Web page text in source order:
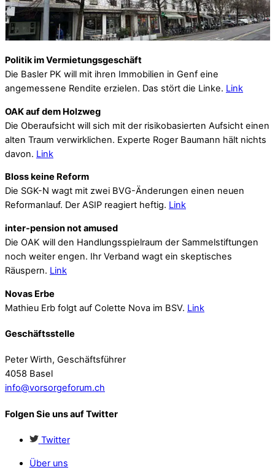
Politik im Vermietungsgeschäft
Die Basler PK will mit ihren Immobilien in Genf eine
angemessene Rendite erzielen. Das stört die Linke. Link
OAK auf dem Holzweg
Die Oberaufsicht will sich mit der risikobasierten Aufsicht einen
alten Traum verwirklichen. Experte Roger Baumann hält nichts
davon. Link
Bloss keine Reform
Die SGK-N wagt mit zwei BVG-Änderungen einen neuen
Reformanlauf. Der ASIP reagiert heftig. Link
inter-pension not amused
Die OAK will den Handlungsspielraum der Sammelstiftungen
noch weiter engen. Ihr Verband wagt ein skeptisches
Räuspern. Link
Novas Erbe
Mathieu Erb folgt auf Colette Nova im BSV. Link
Geschäftsstelle
Peter Wirth, Geschäftsführer
4058 Basel
info@vorsorgeforum.ch
Folgen Sie uns auf Twitter
Twitter
Über uns